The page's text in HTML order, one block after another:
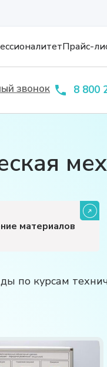
Прайс-
звонок 8 800
материалов
по курсам